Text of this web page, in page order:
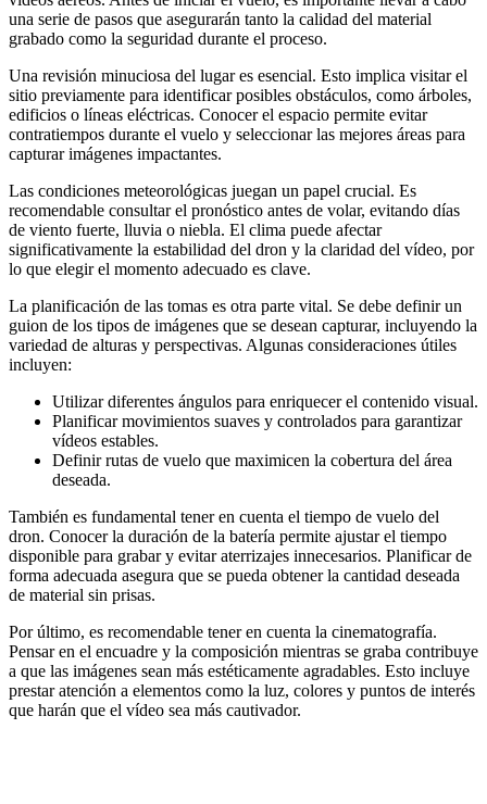
una serie de pasos que asegurarán tanto la calidad del material
grabado como la seguridad durante el proceso.
Una revisión minuciosa del lugar es esencial. Esto implica visitar el
sitio previamente para identificar posibles obstáculos, como árboles,
edificios o líneas eléctricas. Conocer el espacio permite evitar
contratiempos durante el vuelo y seleccionar las mejores áreas para
capturar imágenes impactantes.
Las condiciones meteorológicas juegan un papel crucial. Es
recomendable consultar el pronóstico antes de volar, evitando días
de viento fuerte, lluvia o niebla. El clima puede afectar
significativamente la estabilidad del dron y la claridad del vídeo, por
lo que elegir el momento adecuado es clave.
La planificación de las tomas es otra parte vital. Se debe definir un
guion de los tipos de imágenes que se desean capturar, incluyendo la
variedad de alturas y perspectivas. Algunas consideraciones útiles
incluyen:
Utilizar diferentes ángulos para enriquecer el contenido visual.
Planificar movimientos suaves y controlados para garantizar
vídeos estables.
Definir rutas de vuelo que maximicen la cobertura del área
deseada.
También es fundamental tener en cuenta el tiempo de vuelo del
dron. Conocer la duración de la batería permite ajustar el tiempo
disponible para grabar y evitar aterrizajes innecesarios. Planificar de
forma adecuada asegura que se pueda obtener la cantidad deseada
de material sin prisas.
Por último, es recomendable tener en cuenta la cinematografía.
Pensar en el encuadre y la composición mientras se graba contribuye
a que las imágenes sean más estéticamente agradables. Esto incluye
prestar atención a elementos como la luz, colores y puntos de interés
que harán que el vídeo sea más cautivador.